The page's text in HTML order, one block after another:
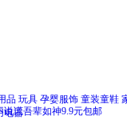
品 玩具 孕婴服饰 童装童鞋
电器
说谎吾辈如神9.9元包邮